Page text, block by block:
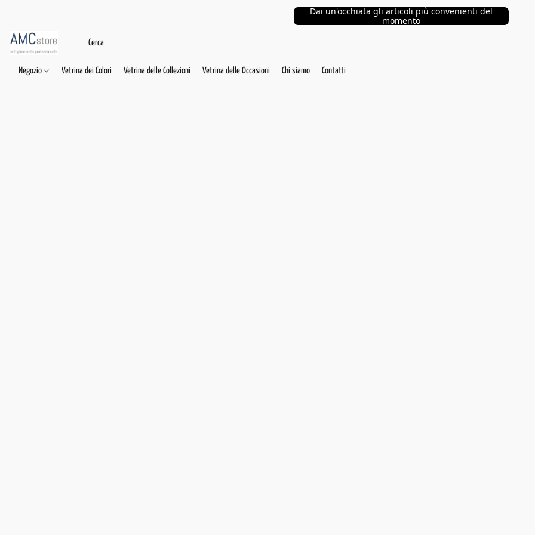
Dai un'occhiata gli articoli più convenienti del
momento
Negozio Vetrina dei Colori Vetrina delle Collezioni Vetrina delle Occasioni Chi siamo Contatti